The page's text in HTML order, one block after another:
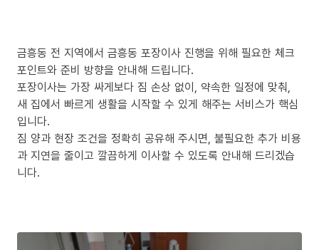
금흥동 전 지역에서 금흥동 포장이사 진행을 위해 필요한 체크
포인트와 준비 방향을 안내해 드립니다.
포장이사는 가장 싸게보다 짐 손상 없이, 약속한 일정에 맞춰,
새 집에서 빠르게 생활을 시작할 수 있게 해주는 서비스가 핵심
입니다.
짐 양과 현장 조건을 정확히 공유해 주시면, 불필요한 추가 비용
과 지연을 줄이고 깔끔하게 이사할 수 있도록 안내해 드리겠습
니다.